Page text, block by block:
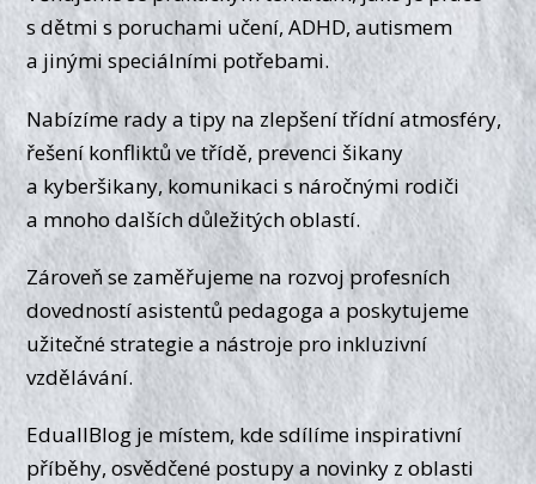
s dětmi s poruchami učení, ADHD, autismem
a jinými speciálními potřebami.
Nabízíme rady a tipy na zlepšení třídní atmosféry,
řešení konfliktů ve třídě, prevenci šikany
a kyberšikany, komunikaci s náročnými rodiči
a mnoho dalších důležitých oblastí.
Zároveň se zaměřujeme na rozvoj profesních
dovedností asistentů pedagoga a poskytujeme
užitečné strategie a nástroje pro inkluzivní
vzdělávání.
EduallBlog je místem, kde sdílíme inspirativní
příběhy, osvědčené postupy a novinky z oblasti